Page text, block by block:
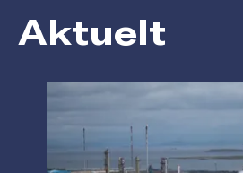
Aktuelt